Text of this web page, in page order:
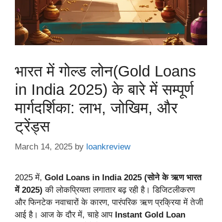
भारत में गोल्ड लोन(Gold Loans
in India 2025) के बारे में सम्पूर्ण
मार्गदर्शिका: लाभ, जोखिम, और
ट्रेंड्स
March 14, 2025 by loankreview
2025 में, Gold Loans in India 2025 (सोने के ऋण भारत
में 2025) की लोकप्रियता लगातार बढ़ रही है। डिजिटलीकरण
और फिनटेक नवाचारों के कारण, पारंपरिक ऋण प्रक्रिया में तेजी
आई है। आज के दौर में, चाहे आप Instant Gold Loan